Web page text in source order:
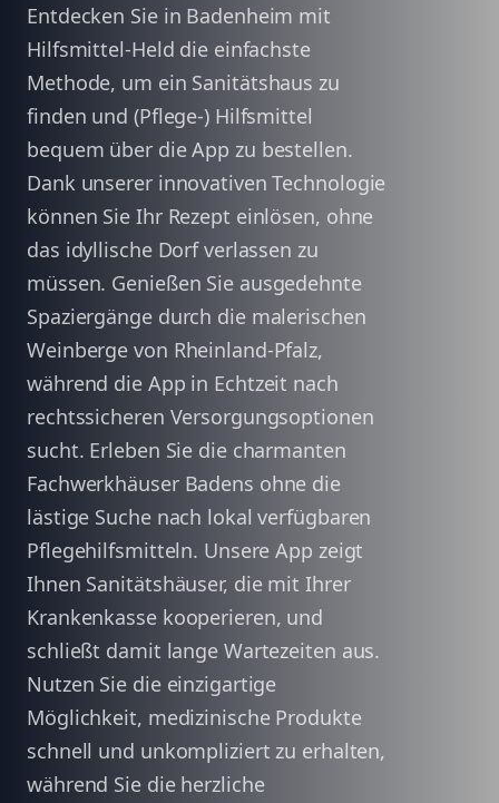
Entdecken Sie in Badenheim mit
Hilfsmittel-Held die einfachste
Methode, um ein Sanitätshaus zu
finden und (Pflege-) Hilfsmittel
bequem über die App zu bestellen.
Dank unserer innovativen Technologie
können Sie Ihr Rezept einlösen, ohne
das idyllische Dorf verlassen zu
müssen. Genießen Sie ausgedehnte
Spaziergänge durch die malerischen
Weinberge von Rheinland-Pfalz,
während die App in Echtzeit nach
rechtssicheren Versorgungsoptionen
sucht. Erleben Sie die charmanten
Fachwerkhäuser Badens ohne die
lästige Suche nach lokal verfügbaren
Pflegehilfsmitteln. Unsere App zeigt
Ihnen Sanitätshäuser, die mit Ihrer
Krankenkasse kooperieren, und
schließt damit lange Wartezeiten aus.
Nutzen Sie die einzigartige
Möglichkeit, medizinische Produkte
schnell und unkompliziert zu erhalten,
während Sie die herzliche